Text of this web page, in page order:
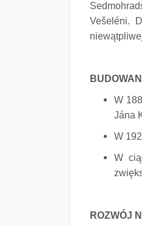
Vešeléni.
W
Jána
W
W
ROZWÓJ